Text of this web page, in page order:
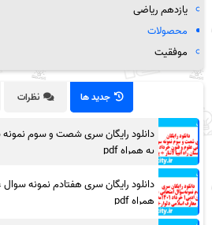
یازدهم ریاضی
محصولات
موفقیت
جدید ها نظرات
دانلود رایگان سری شصت و سوم
به همراه pdf
دانلود رایگان سری هفتادم نمونه
همراه pdf